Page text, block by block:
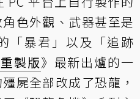
色外觀、武器甚至是
「暴君」以及「追跡
製版》最新出爐的一
屍全部改成了恐龍，